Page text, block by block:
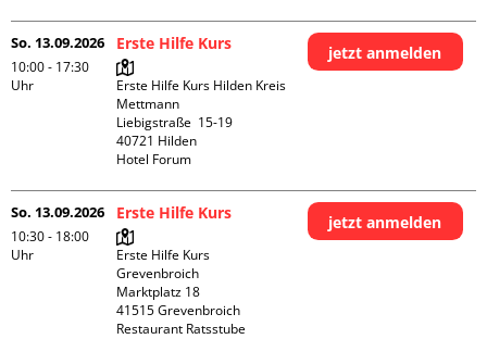
So. 13.09.2026
10:00 - 17:30
Uhr
Erste Hilfe Kurs
Erste Hilfe Kurs Hilden Kreis
Mettmann
Liebigstraße  15-19
40721 Hilden
Hotel Forum
jetzt anmelden
So. 13.09.2026
10:30 - 18:00
Uhr
Erste Hilfe Kurs
Erste Hilfe Kurs
Grevenbroich
Marktplatz 18
41515 Grevenbroich
Restaurant Ratsstube
jetzt anmelden